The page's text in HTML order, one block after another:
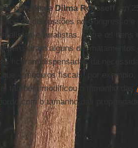
presidenteDilma Rousseff
em
de discussões no Congresso e
e ruralistas. Entre os itens
perdoaram alguns
ficaram dispensadas da
que 4 módulos fiscais, por
também modificou o tamanho das
com o tamanho das